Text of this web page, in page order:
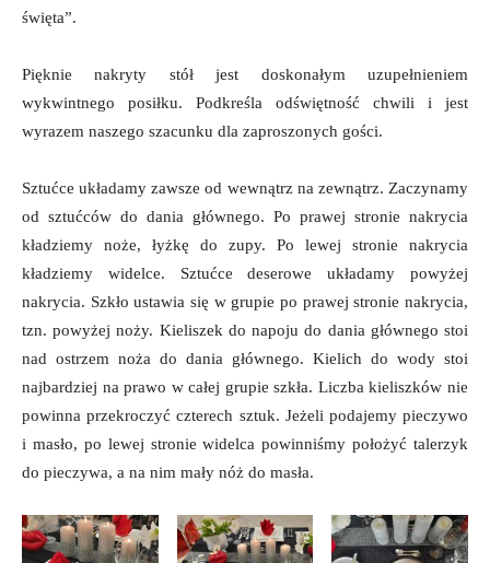
święta”.
Pięknie nakryty stół jest doskonałym uzupełnieniem
wykwintnego posiłku. Podkreśla odświętność chwili i jest
wyrazem naszego szacunku dla zaproszonych gości.
Sztućce układamy zawsze od wewnątrz na zewnątrz. Zaczynamy
od sztućców do dania głównego. Po prawej stronie nakrycia
kładziemy noże, łyżkę do zupy. Po lewej stronie nakrycia
kładziemy widelce. Sztućce deserowe układamy powyżej
nakrycia. Szkło ustawia się w grupie po prawej stronie nakrycia,
tzn. powyżej noży. Kieliszek do napoju do dania głównego stoi
nad ostrzem noża do dania głównego. Kielich do wody stoi
najbardziej na prawo w całej grupie szkła. Liczba kieliszków nie
powinna przekroczyć czterech sztuk. Jeżeli podajemy pieczywo
i masło, po lewej stronie widelca powinniśmy położyć talerzyk
do pieczywa, a na nim mały nóż do masła.